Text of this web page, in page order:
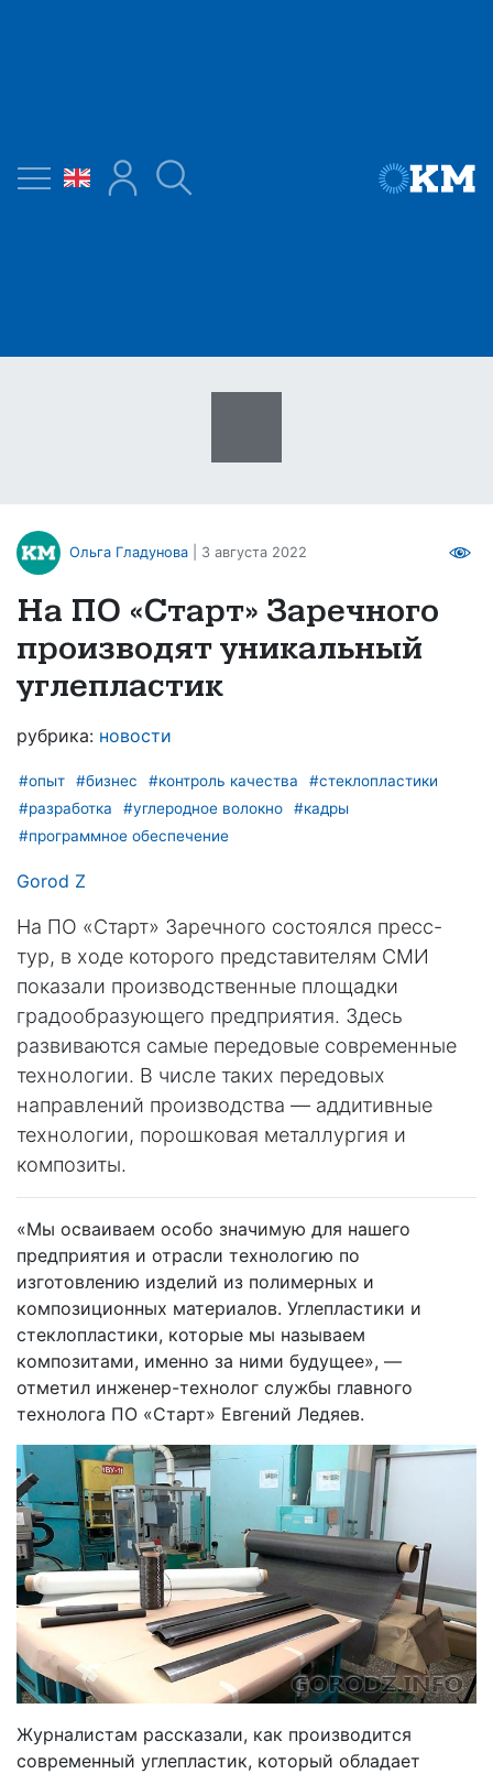
Ольга Гладунова | 3 августа 2022
На ПО «Старт» Заречного
производят уникальный
углепластик
рубрика: новости
#опыт #бизнес #контроль качества
#стеклопластики
#разработка
#углеродное волокно
#кадры
#программное обеспечение
Gorod Z
На ПО «Старт» Заречного состоялся пресс-
тур, в ходе которого представителям СМИ
показали производственные площадки
градообразующего предприятия. Здесь
развиваются самые передовые современные
технологии. В числе таких передовых
направлений производства — аддитивные
технологии, порошковая металлургия и
композиты.
«Мы осваиваем особо значимую для нашего
предприятия и отрасли технологию по
изготовлению изделий из полимерных и
композиционных материалов. Углепластики и
стеклопластики, которые мы называем
композитами, именно за ними будущее», —
отметил инженер-технолог службы главного
технолога ПО «Старт» Евгений Ледяев.
Журналистам рассказали, как производится
современный углепластик, который обладает